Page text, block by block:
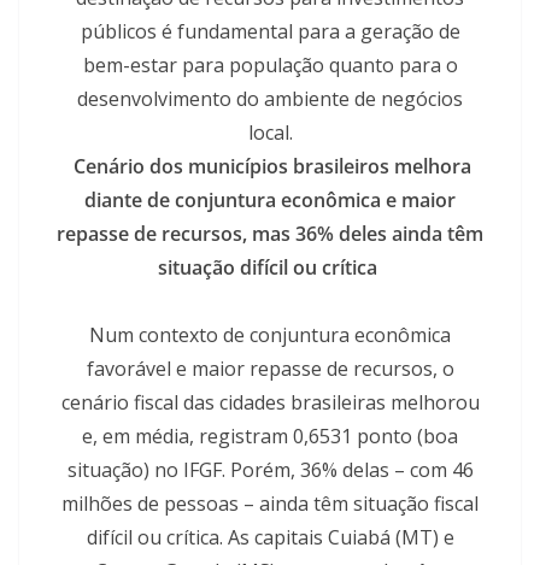
públicos é fundamental para a geração de
bem-estar para população quanto para o
desenvolvimento do ambiente de negócios
local.
Cenário dos municípios brasileiros melhora
diante de conjuntura econômica e maior
repasse de recursos, mas 36% deles ainda têm
situação difícil ou crítica
Num contexto de conjuntura econômica
favorável e maior repasse de recursos, o
cenário fiscal das cidades brasileiras melhorou
e, em média, registram 0,6531 ponto (boa
situação) no IFGF. Porém, 36% delas – com 46
milhões de pessoas – ainda têm situação fiscal
difícil ou crítica. As capitais Cuiabá (MT) e